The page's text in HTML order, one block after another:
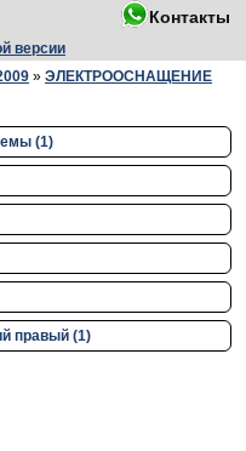
Контакты
версии
» ЭЛЕКТРООСНАЩЕНИЕ
(1)
правый (1)